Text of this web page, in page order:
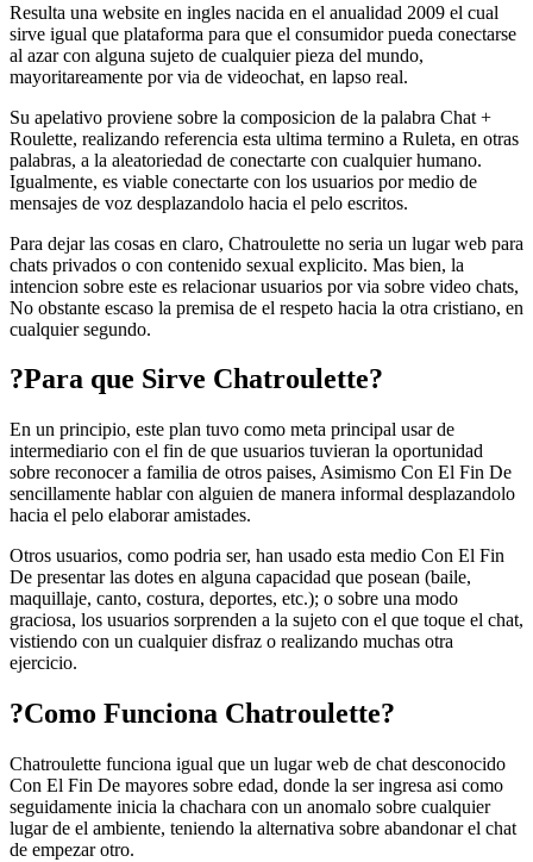
Resulta una website en ingles nacida en el anualidad 2009 el cual
sirve igual que plataforma para que el consumidor pueda conectarse
al azar con alguna sujeto de cualquier pieza del mundo,
mayoritareamente por vi­a de videochat, en lapso real.
Su apelativo proviene sobre la composicion de la palabra Chat +
Roulette, realizando referencia esta ultima termino a Ruleta, en otras
palabras, a la aleatoriedad de conectarte con cualquier humano.
Igualmente, es viable conectarte con los usuarios por medio de
mensajes de voz desplazandolo hacia el pelo escritos.
Para dejar las cosas en claro, Chatroulette no seri­a un lugar web para
chats privados o con contenido sexual explicito. Mas bien, la
intencion sobre este es relacionar usuarios por vi­a sobre video chats,
No obstante escaso la premisa de el respeto hacia la otra cristiano, en
cualquier segundo.
?Para que Sirve Chatroulette?
En un principio, este plan tuvo como meta principal usar de
intermediario con el fin de que usuarios tuvieran la oportunidad
sobre reconocer a familia de otros paises, Asimismo Con El Fin De
sencillamente hablar con alguien de manera informal desplazandolo
hacia el pelo elaborar amistades.
Otros usuarios, como podri­a ser, han usado esta medio Con El Fin
De presentar las dotes en alguna capacidad que posean (baile,
maquillaje, canto, costura, deportes, etc.); o sobre una modo
graciosa, los usuarios sorprenden a la sujeto con el que toque el chat,
vistiendo con un cualquier disfraz o realizando muchas otra
ejercicio.
?Como Funciona Chatroulette?
Chatroulette funciona igual que un lugar web de chat desconocido
Con El Fin De mayores sobre edad, donde la ser ingresa asi­ como
seguidamente inicia la chachara con un anomalo sobre cualquier
lugar de el ambiente, teniendo la alternativa sobre abandonar el chat
de empezar otro.